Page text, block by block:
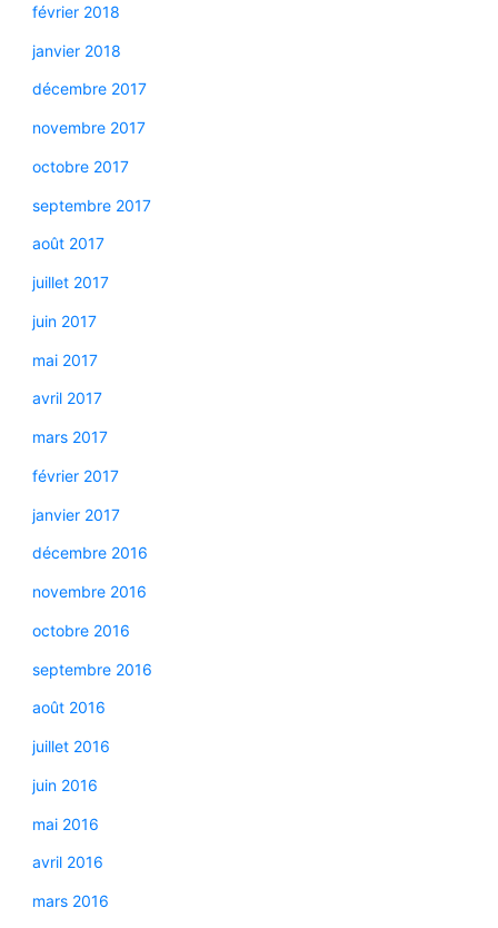
février 2018
janvier 2018
décembre 2017
novembre 2017
octobre 2017
septembre 2017
août 2017
juillet 2017
juin 2017
mai 2017
avril 2017
mars 2017
février 2017
janvier 2017
décembre 2016
novembre 2016
octobre 2016
septembre 2016
août 2016
juillet 2016
juin 2016
mai 2016
avril 2016
mars 2016